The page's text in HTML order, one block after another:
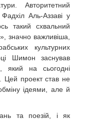
Авторитетний
Аль-Аззаві у
такий схвальний
значно важливіша,
культурних
Шимон заснував
який на сьогодні
Цей проект став не
ідеями, але й
та поезій, і як